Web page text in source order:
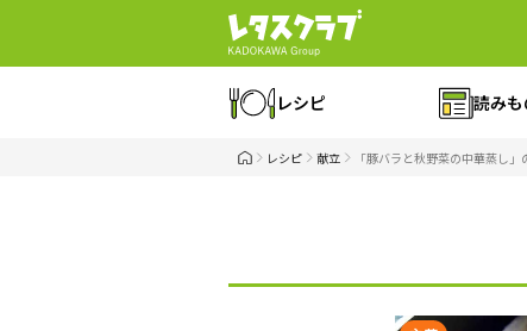
レシピ 読みも
レシピ 献立 「豚バラと秋野菜の中華蒸し」